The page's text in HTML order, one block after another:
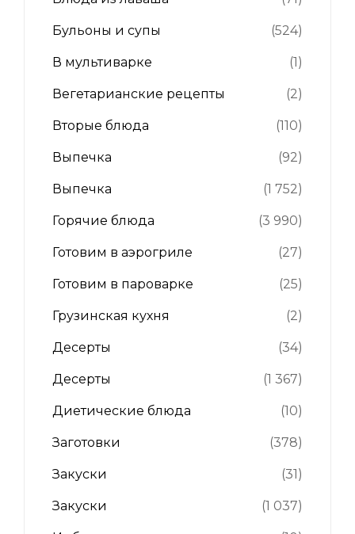
Бульоны и супы (524)
В мультиварке (1)
Вегетарианские рецепты (2)
Вторые блюда (110)
Выпечка (92)
Выпечка (1 752)
Горячие блюда (3 990)
Готовим в аэрогриле (27)
Готовим в пароварке (25)
Грузинская кухня (2)
Десерты (34)
Десерты (1 367)
Диетические блюда (10)
Заготовки (378)
Закуски (31)
Закуски (1 037)